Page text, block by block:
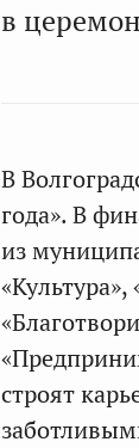
в
В
года». В
из
строят